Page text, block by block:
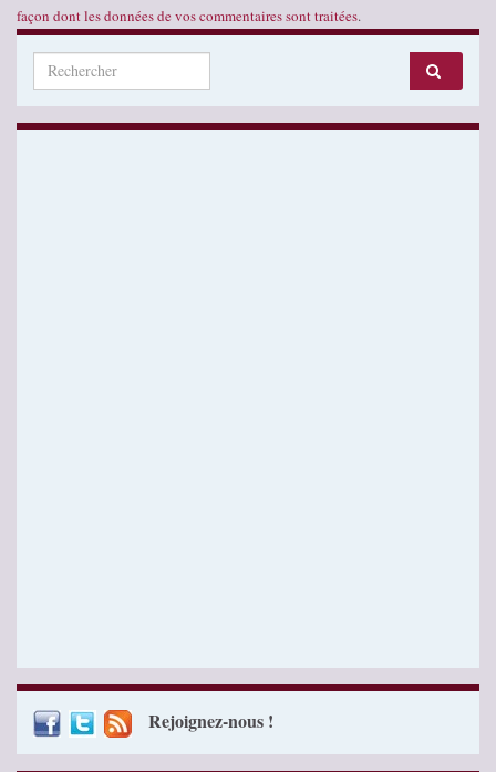
façon dont les données de vos commentaires sont traitées.
Search for:
Rejoignez-nous !